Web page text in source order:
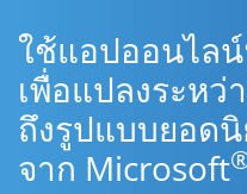
ใช้แอปออนไลน์
เพื่อแปลงระหว่
ถึงรูปแบบยอด
จาก Microsoft